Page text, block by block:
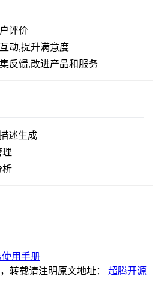
评价
动,提升满意度
反馈,改进产品和服务
述生成
理
析
使用手册
转载请注明原文地址： 超腾开源